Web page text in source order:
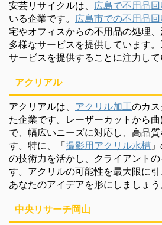
安芸リサイクルは、 広島で不用品回
いる企業です。 広島市での不用品回
宅やオフィスからの不用品の処理、
多様なサービスを提供しています
サービスを提供することに注力して
アクリアル
アクリアルは、 アクリル加工のカ
た企業です。レーザーカットから
で、幅広いニーズに対応し、高品
す。特に、「撮影用アクリル水槽
の技術力を活かし、クライアント
す。アクリルの可能性を最大限に引
あなたのアイデアを形にしましょう
中央リサーチ岡山